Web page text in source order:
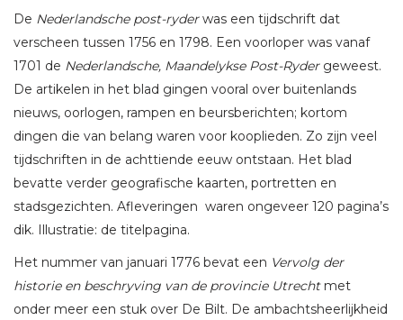
De Nederlandsche post-ryderwas een tijdschrift dat
verscheen tussen 1756 en 1798. Een voorloper was vanaf
1701 de Nederlandsche, Maandelykse Post-Ryder geweest.
De artikelen in het blad gingen vooral over buitenlands
nieuws, oorlogen, rampen en beursberichten; kortom
dingen die van belang waren voor kooplieden. Zo zijn veel
tijdschriften in de achttiende eeuw ontstaan. Het blad
bevatte verder geografische kaarten, portretten en
stadsgezichten. Afleveringen waren ongeveer 120 pagina’s
dik. Illustratie: de titelpagina.
Het nummer van januari 1776 bevat een Vervolg der
historie en beschryving van de provincie Utrechtmet
onder meer een stuk over De Bilt. De ambachtsheerlijkheid